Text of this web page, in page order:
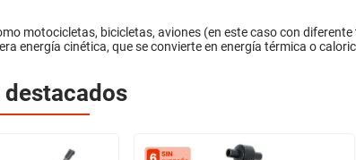
motocicletas, bicicletas, aviones (en este caso con
cinética, que se convierte en energía térmica o